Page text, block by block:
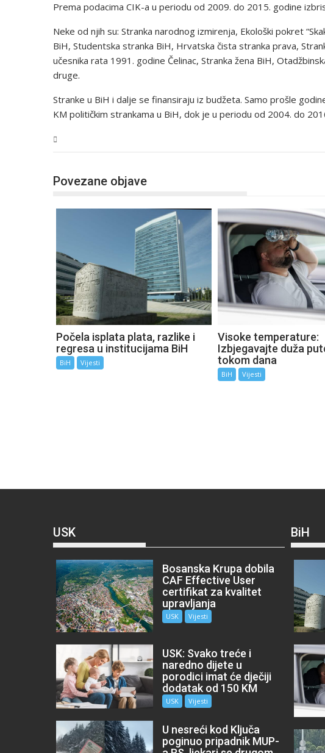
Prema podacima CIK-a u periodu od 2009. do 2015. godine
Neke od njih su: Stranka narodnog izmirenja, Ekološki pokret
BiH, Studentska stranka BiH, Hrvatska čista stranka prava,
učesnika rata 1991. godine Čelinac, Stranka žena BiH,
druge.
Stranke u BiH i dalje se finansiraju iz budžeta. Samo prošle
KM političkim strankama u BiH, dok je u periodu od 2004. do
Povezane objave
Počela isplata plata, razlike i
regresa u institucijama BiH
BiH Vijesti
Visoke temperature:
Izbjegavajte duža
tokom dana
BiH Vijesti
USK
Bosanska Krupa dobila
CAF Effective User
certifikat za kvalitet
upravljanja
USK Vijesti
USK: Svako treće i
naredno dijete u
porodici imat će dječiji
dodatak od 150 KM
USK Vijesti
U nesreći kod Ključa
poginuo pripadnik MUP-
BiH